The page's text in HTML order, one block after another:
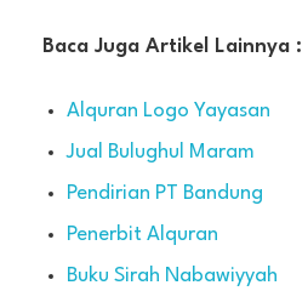
Baca Juga Artikel Lainnya :
Alquran Logo Yayasan
Jual Bulughul Maram
Pendirian PT Bandung
Penerbit Alquran
Buku Sirah Nabawiyyah